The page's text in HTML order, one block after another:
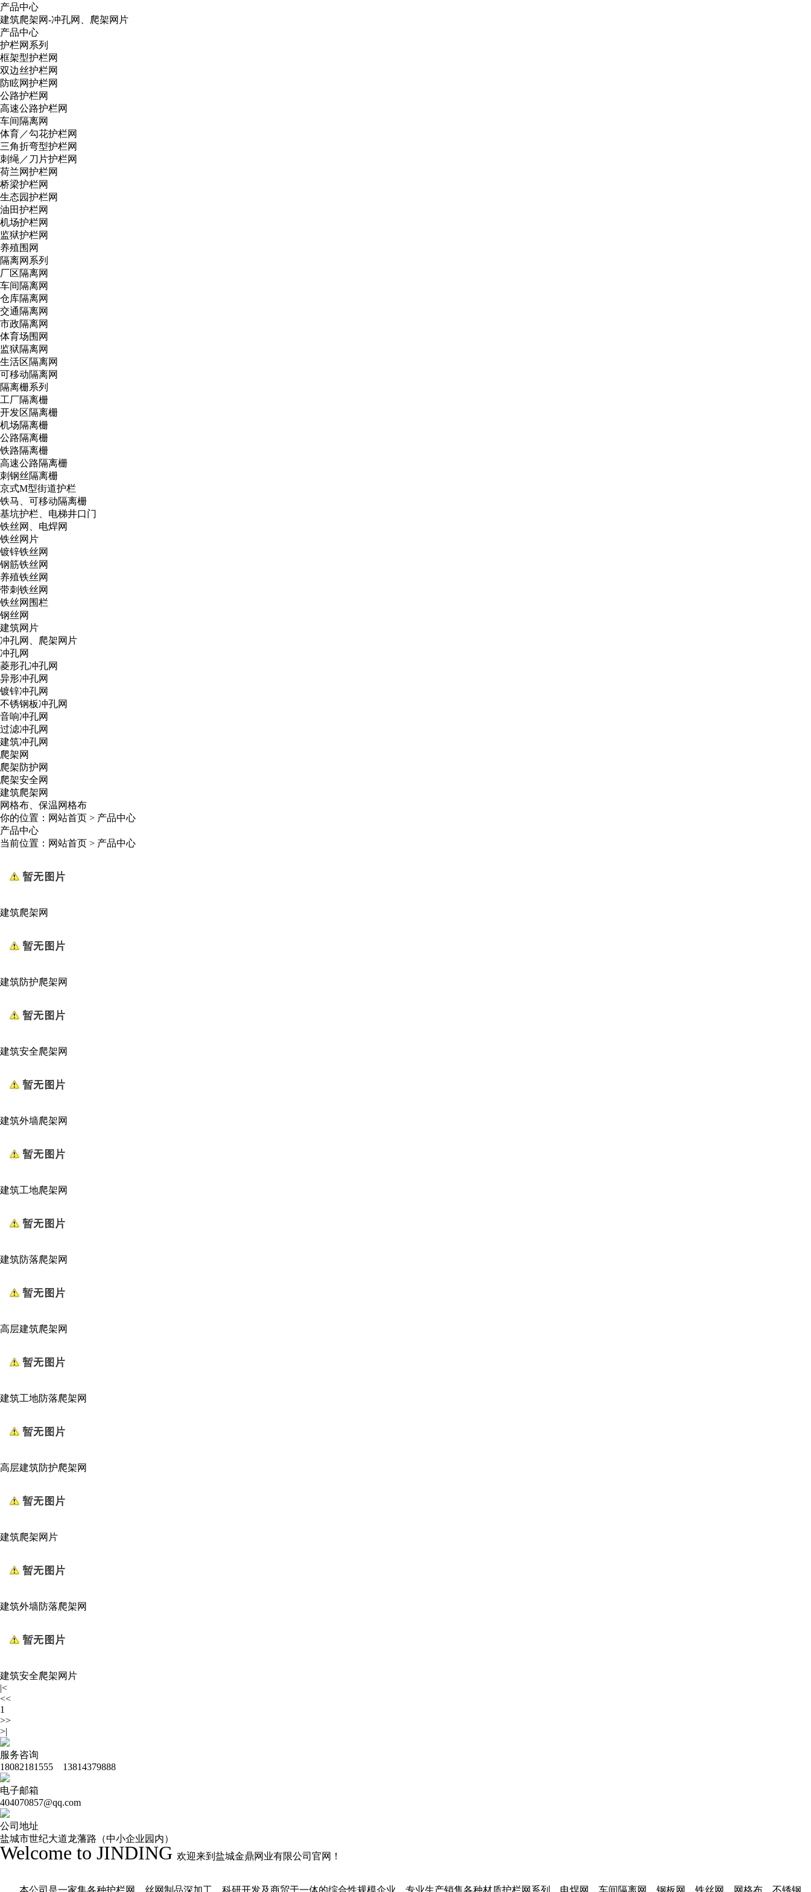
产品中心
建筑爬架网-冲孔网、爬架网片
产品中心
护栏网系列
框架型护栏网
双边丝护栏网
防眩网护栏网
公路护栏网
高速公路护栏网
车间隔离网
体育／勾花护栏网
三角折弯型护栏网
刺绳／刀片护栏网
荷兰网护栏网
桥梁护栏网
生态园护栏网
油田护栏网
机场护栏网
监狱护栏网
养殖围网
隔离网系列
厂区隔离网
车间隔离网
仓库隔离网
交通隔离网
市政隔离网
体育场围网
监狱隔离网
生活区隔离网
可移动隔离网
隔离栅系列
工厂隔离栅
开发区隔离栅
机场隔离栅
公路隔离栅
铁路隔离栅
高速公路隔离栅
刺钢丝隔离栅
京式M型街道护栏
铁马、可移动隔离栅
基坑护栏、电梯井口门
铁丝网、电焊网
铁丝网片
镀锌铁丝网
钢筋铁丝网
养殖铁丝网
带刺铁丝网
铁丝网围栏
钢丝网
建筑网片
冲孔网、爬架网片
冲孔网
菱形孔冲孔网
异形冲孔网
镀锌冲孔网
不锈钢板冲孔网
音响冲孔网
过滤冲孔网
建筑冲孔网
爬架网
爬架防护网
爬架安全网
建筑爬架网
网格布、保温网格布
你的位置： 网站首页 > 产品中心
产品中心
当前位置： 网站首页 > 产品中心
建筑爬架网
建筑防护爬架网
建筑安全爬架网
建筑外墙爬架网
建筑工地爬架网
建筑防落爬架网
高层建筑爬架网
建筑工地防落爬架网
高层建筑防护爬架网
建筑爬架网片
建筑外墙防落爬架网
建筑安全爬架网片
|<
<<
1
>>
>|
服务咨询
18082181555 13814379888
电子邮箱
404070857@qq.com
公司地址
盐城市世纪大道龙藩路（中小企业园内）
Welcome to JINDING 欢迎来到盐城金鼎网业有限公司官网！
本公司是一家集各种护栏网、丝网制品深加工、科研开发及商贸于一体的综合性规模企业，专业生产销售各种材质护栏网系列、电焊网、车间隔离网、钢板网、铁丝网、网格布、不锈钢